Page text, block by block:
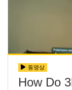
동영상
How Do